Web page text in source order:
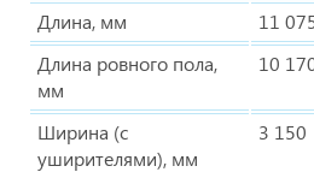
Длина, мм
11
Длина ровного пола,
мм
10
Ширина (с
уширителями), мм
3 150